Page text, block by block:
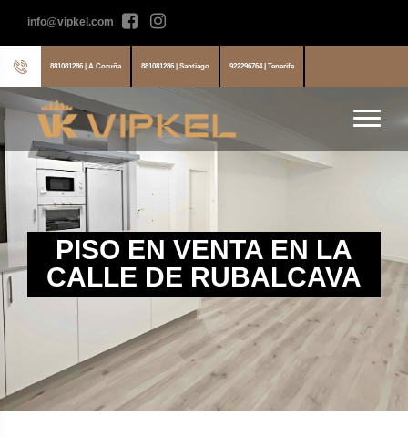
info@vipkel.com
881081286 | A Coruña 881081286 | Santiago 922296764 | Tenerife
PISO EN VENTA EN LA
CALLE DE RUBALCAVA